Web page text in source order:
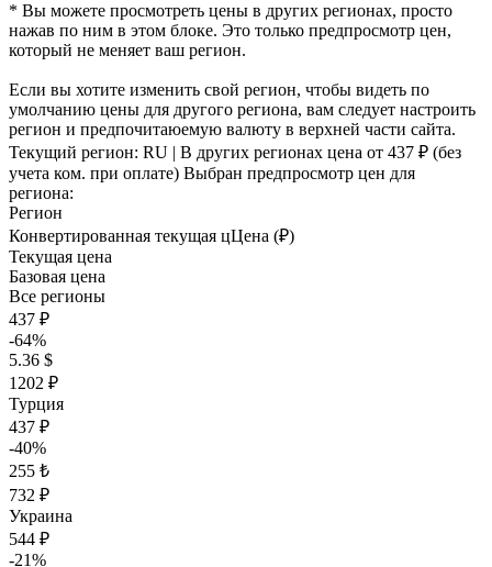
* Вы можете просмотреть цены в других регионах, просто
нажав по ним в этом блоке. Это только предпросмотр цен,
который не меняет ваш регион.
Если вы хотите изменить свой регион, чтобы видеть по
умолчанию цены для другого региона, вам следует настроить
регион и предпочитаюемую валюту в верхней части сайта.
Текущий регион: RU | В других регионах цена от 437 ₽ (без
учета ком. при оплате) Выбран предпросмотр цен для
региона:
Регион
Конвертированная текущая цЦена (₽)
Текущая цена
Базовая цена
Все регионы
437 ₽
-64%
5.36 $
1202 ₽
Турция
437 ₽
-40%
255 ₺
732 ₽
Украина
544 ₽
-21%